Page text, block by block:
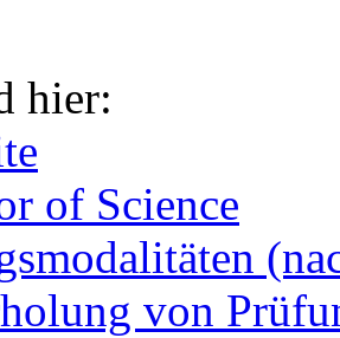
hier:
of Science
von